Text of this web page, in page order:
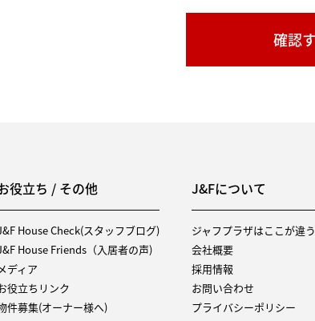
役立ち / その他
House Check(スタッフブログ)
House Friends（入居者の声)
ディア
役立ちリンク
件募集(オーナー様へ)
J&Fについて
ジャフプラザはここが違う
会社概要
採用情報
お問い合わせ
プライバシーポリシー